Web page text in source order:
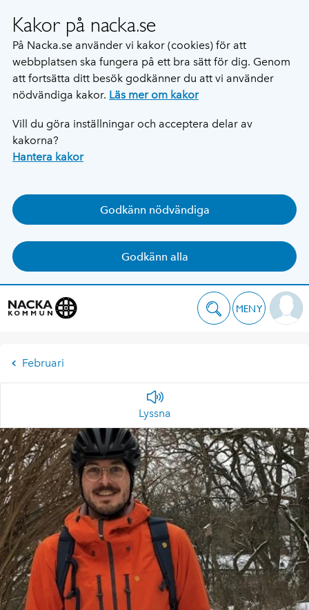
Kakor på nacka.se
På Nacka.se använder vi kakor (cookies) för att
webbplatsen ska fungera på ett bra sätt för dig. Genom
att fortsätta ditt besök godkänner du att vi använder
nödvändiga kakor. Läs mer om kakor
Vill du göra inställningar och acceptera delar av
kakorna?
Hantera kakor
Godkänn nödvändiga
Godkänn alla
MENY
Februari
Lyssna